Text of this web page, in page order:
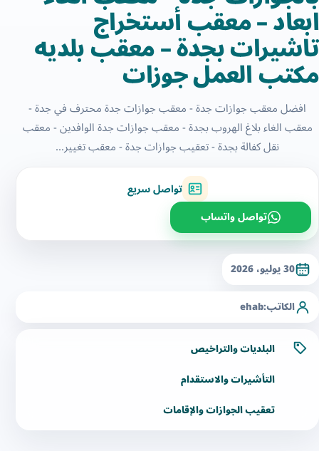
ابعاد – معقب أستخراج
تاشيرات بجدة – معقب بلديه
مكتب العمل جوزات
افضل معقب جوازات جدة - معقب جوازات جدة محترف في جدة -
معقب الغاء بلاغ الهروب بجدة - معقب جوازات جدة الوافدين - معقب
نقل كفالة بجدة - تعقيب جوازات جدة - معقب تغيير...
تواصل سريع
تواصل واتساب
30 يوليو، 2026
الكاتب:ehab
البلديات والتراخيص
التأشيرات والاستقدام
تعقيب الجوازات والإقامات